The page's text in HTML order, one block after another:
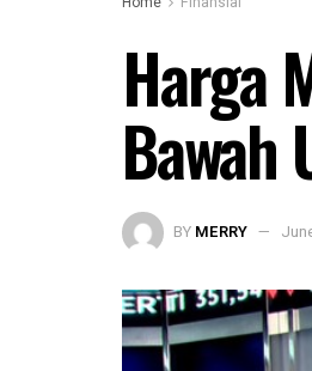
Harga
Bawah
BY MERRY